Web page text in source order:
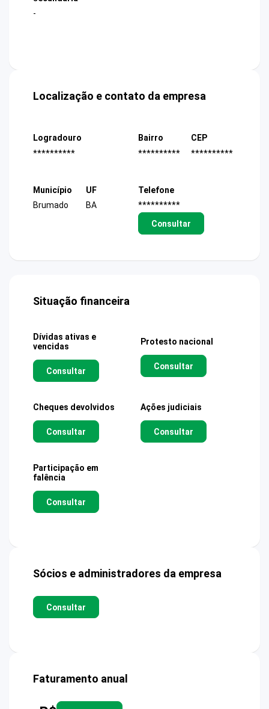
-
Localização e contato da empresa
Logradouro
**********
Bairro
**********
CEP
**********
Município
Brumado
UF
BA
Telefone
**********
Consultar
Situação financeira
Dívidas ativas e
vencidas
Consultar
Protesto nacional
Consultar
Cheques devolvidos
Consultar
Ações judiciais
Consultar
Participação em
falência
Consultar
Sócios e administradores da empresa
Consultar
Faturamento anual